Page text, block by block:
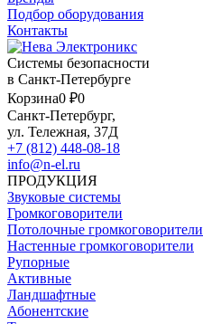
Подбор оборудования
Контакты
Системы безопасности
в Санкт-Петербурге
Корзина0 ₽0
Санкт-Петербург,
ул. Тележная, 37Д
+7 (812) 448-08-18
info@n-el.ru
ПРОДУКЦИЯ
Звуковые системы
Громкоговорители
Потолочные громкоговорители
Настенные громкоговорители
Рупорные
Активные
Ландшафтные
Абонентские